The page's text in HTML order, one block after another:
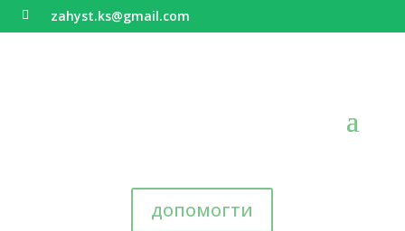
 zahyst.ks@gmail.com
допомогти